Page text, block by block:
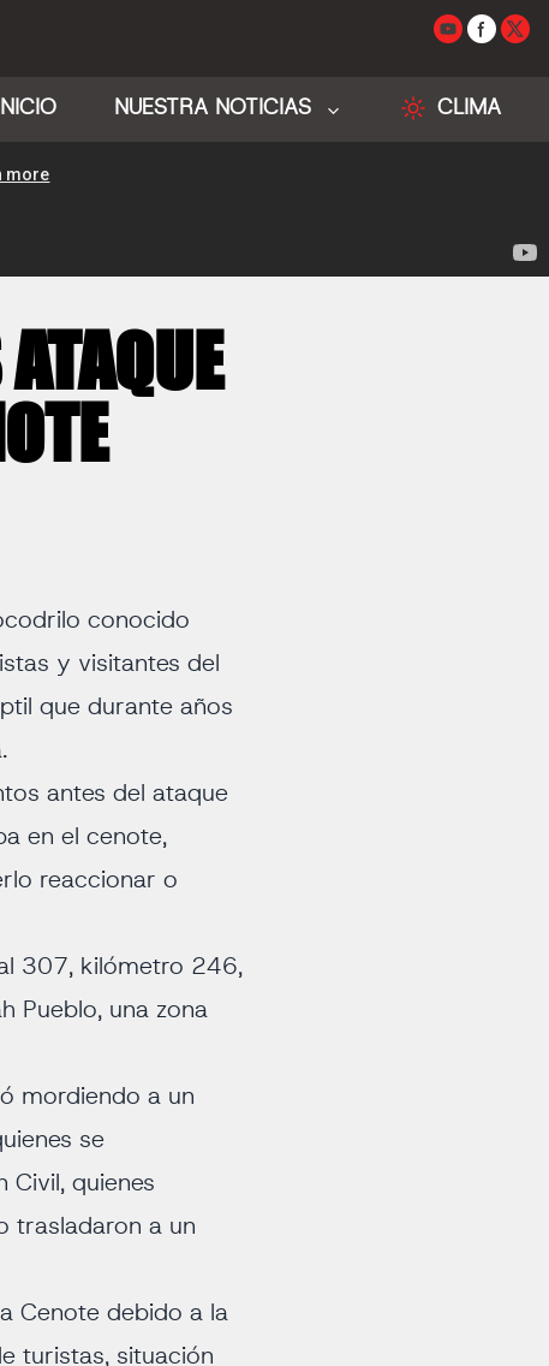
INICIO NUESTRA NOTICIAS CLIMA
conocido
y visitantes del
que durante años
antes del ataque
en el cenote,
reaccionar o
307, kilómetro 246,
Pueblo, una zona
mordiendo a un
se
Civil, quienes
trasladaron a un
Cenote debido a la
turistas, situación